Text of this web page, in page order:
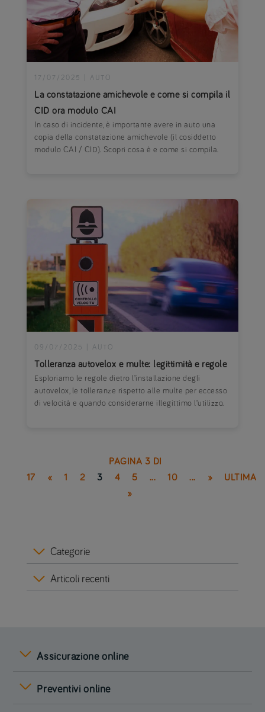
La constatazione amichevole e come si compila il
CID ora modulo CAI
17/07/2025 AUTO
In caso di incidente, è importante avere in auto una
copia della constatazione amichevole (il cosiddetto
modulo CAI / CID). Scopri cosa è e come si compila.
Tolleranza autovelox e multe: legittimità e regole
09/07/2025 AUTO
Esploriamo le regole dietro l’installazione degli
autovelox, le tolleranze rispetto alle multe per eccesso
di velocità e quando considerarne illegittimo l’utilizzo.
PAGINA 3 DI
17
« 1 2 3 4 5 ... 10 ... »
ULTIMA
»
Categorie
Articoli recenti
Assicurazione online
Preventivi online